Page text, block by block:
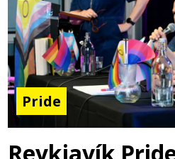
Pride
Reykjavík